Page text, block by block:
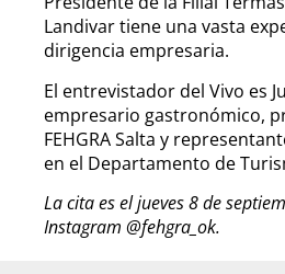
Landivar tiene una vasta
dirigencia empresaria.
El entrevistador del Vivo es
empresario gastronómico,
FEHGRA Salta y
en el Departamento de
La cita es el jueves 8 de
Instagram @fehgra_ok.